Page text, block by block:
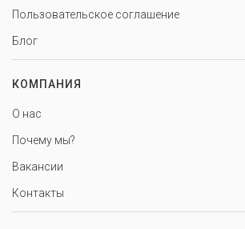
Пользовательское соглашение
Блог
КОМПАНИЯ
О нас
Почему мы?
Вакансии
Контакты